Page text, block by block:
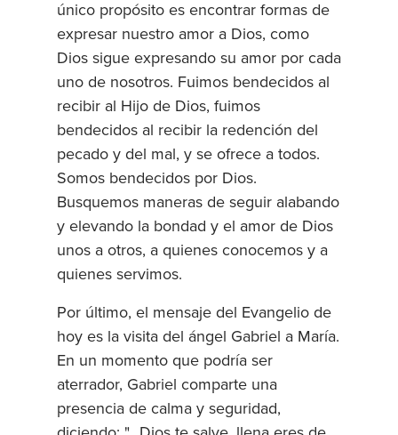
único propósito es encontrar formas de
expresar nuestro amor a Dios, como
Dios sigue expresando su amor por cada
uno de nosotros. Fuimos bendecidos al
recibir al Hijo de Dios, fuimos
bendecidos al recibir la redención del
pecado y del mal, y se ofrece a todos.
Somos bendecidos por Dios.
Busquemos maneras de seguir alabando
y elevando la bondad y el amor de Dios
unos a otros, a quienes conocemos y a
quienes servimos.
Por último, el mensaje del Evangelio de
hoy es la visita del ángel Gabriel a María.
En un momento que podría ser
aterrador, Gabriel comparte una
presencia de calma y seguridad,